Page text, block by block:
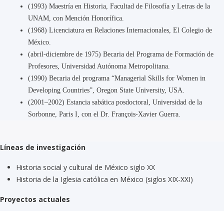
(1993) Maestría en Historia, Facultad de Filosofía y Letras de la
UNAM, con Mención Honorífica.
(1968) Licenciatura en Relaciones Internacionales, El Colegio de
México.
(abril-diciembre de 1975) Becaria del Programa de Formación de
Profesores, Universidad Autónoma Metropolitana.
(1990) Becaria del programa “Managerial Skills for Women in
Developing Countries”, Oregon State University, USA.
(2001–2002) Estancia sabática posdoctoral, Universidad de la
Sorbonne, Paris I, con el Dr. François-Xavier Guerra.
Líneas de investigación
Historia social y cultural de México siglo XX
Historia de la Iglesia católica en México (siglos XIX-XXI)
Proyectos actuales